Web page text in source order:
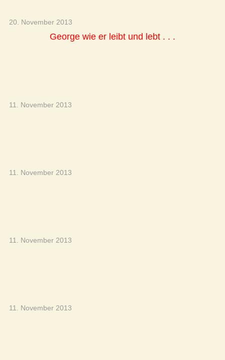
20. November 2013
George wie er leibt und lebt . . .
11. November 2013
11. November 2013
11. November 2013
11. November 2013